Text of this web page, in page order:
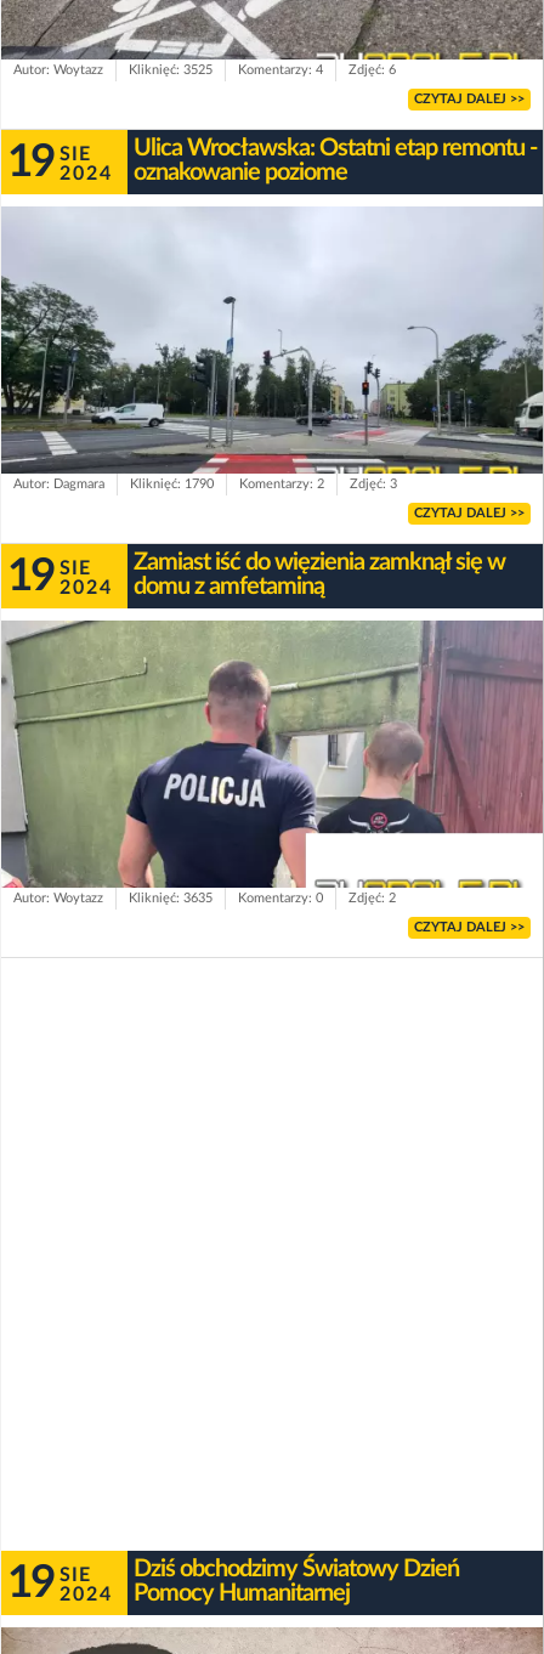
Autor: Woytazz Kliknięć: 3525 Komentarzy: 4 Zdjęć: 6
CZYTAJ DALEJ >>
19 SIE
2024
Ulica Wrocławska: Ostatni etap remontu -
oznakowanie poziome
Autor: Dagmara Kliknięć: 1790 Komentarzy: 2 Zdjęć: 3
CZYTAJ DALEJ >>
19 SIE
2024
Zamiast iść do więzienia zamknął się w
domu z amfetaminą
Autor: Woytazz Kliknięć: 3635 Komentarzy: 0 Zdjęć: 2
CZYTAJ DALEJ >>
19 SIE
2024
Dziś obchodzimy Światowy Dzień
Pomocy Humanitarnej